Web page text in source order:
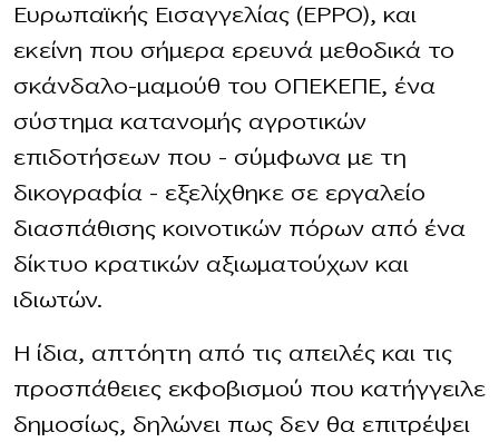
Ευρωπαϊκής Εισαγγελίας (EPPO), και
εκείνη που σήμερα ερευνά μεθοδικά το
σκάνδαλο-μαμούθ του ΟΠΕΚΕΠΕ, ένα
σύστημα κατανομής αγροτικών
επιδοτήσεων που – σύμφωνα με τη
δικογραφία – εξελίχθηκε σε εργαλείο
διασπάθισης κοινοτικών πόρων από ένα
δίκτυο κρατικών αξιωματούχων και
ιδιωτών.
Η ίδια, απτόητη από τις απειλές και τις
προσπάθειες εκφοβισμού που κατήγγειλε
δημοσίως, δηλώνει πως δεν θα επιτρέψει